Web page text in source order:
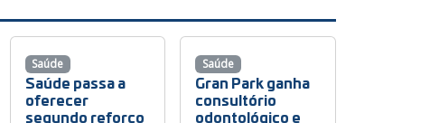
Saúde passa a
oferecer
segundo reforço
Saúde
Gran Park ganha
consultório
odontológico e
Saúde